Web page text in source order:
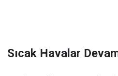
Sıcak Havalar